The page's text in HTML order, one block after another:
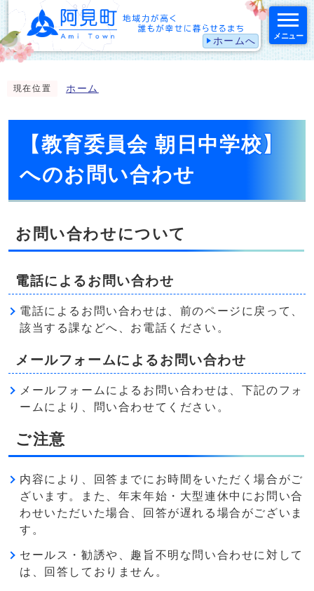
ホームへ メニュー
現在位置 ホーム
【教育委員会 朝日中学校】
へのお問い合わせ
お問い合わせについて
電話によるお問い合わせ
電話によるお問い合わせは、前のページに戻って、
該当する課などへ、お電話ください。
メールフォームによるお問い合わせ
メールフォームによるお問い合わせは、下記のフォ
ームにより、問い合わせてください。
ご注意
内容により、回答までにお時間をいただく場合がご
ざいます。また、年末年始・大型連休中にお問い合
わせいただいた場合、回答が遅れる場合がございま
す。
セールス・勧誘や、趣旨不明な問い合わせに対して
は、回答しておりません。